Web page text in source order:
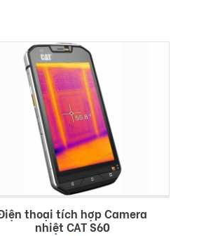
thoại tích hợp Camera
nhiệt CAT S60